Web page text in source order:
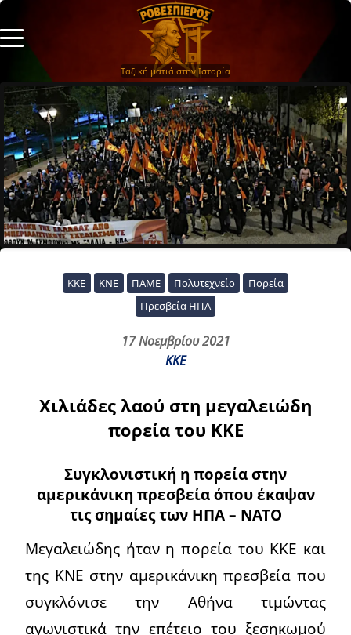
Ταξική ματιά στην Ιστορία
ΚΚΕ ΚΝΕ ΠΑΜΕ Πολυτεχνείο
Πορεία
Πρεσβεία ΗΠΑ
17 Νοεμβρίου 2021
ΚΚΕ
Χιλιάδες λαού στη μεγαλειώδη
πορεία του ΚΚΕ
Συγκλονιστική η πορεία στην
αμερικάνικη πρεσβεία όπου έκαψαν
τις σημαίες των ΗΠΑ – ΝΑΤΟ
Μεγαλειώδης ήταν η πορεία του ΚΚΕ και
της ΚΝΕ στην αμερικάνικη πρεσβεία που
συγκλόνισε την Αθήνα τιμώντας
αγωνιστικά την επέτειο του ξεσηκωμού